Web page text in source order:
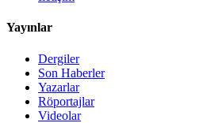
Yayınlar
Dergiler
Son Haberler
Yazarlar
Röportajlar
Videolar